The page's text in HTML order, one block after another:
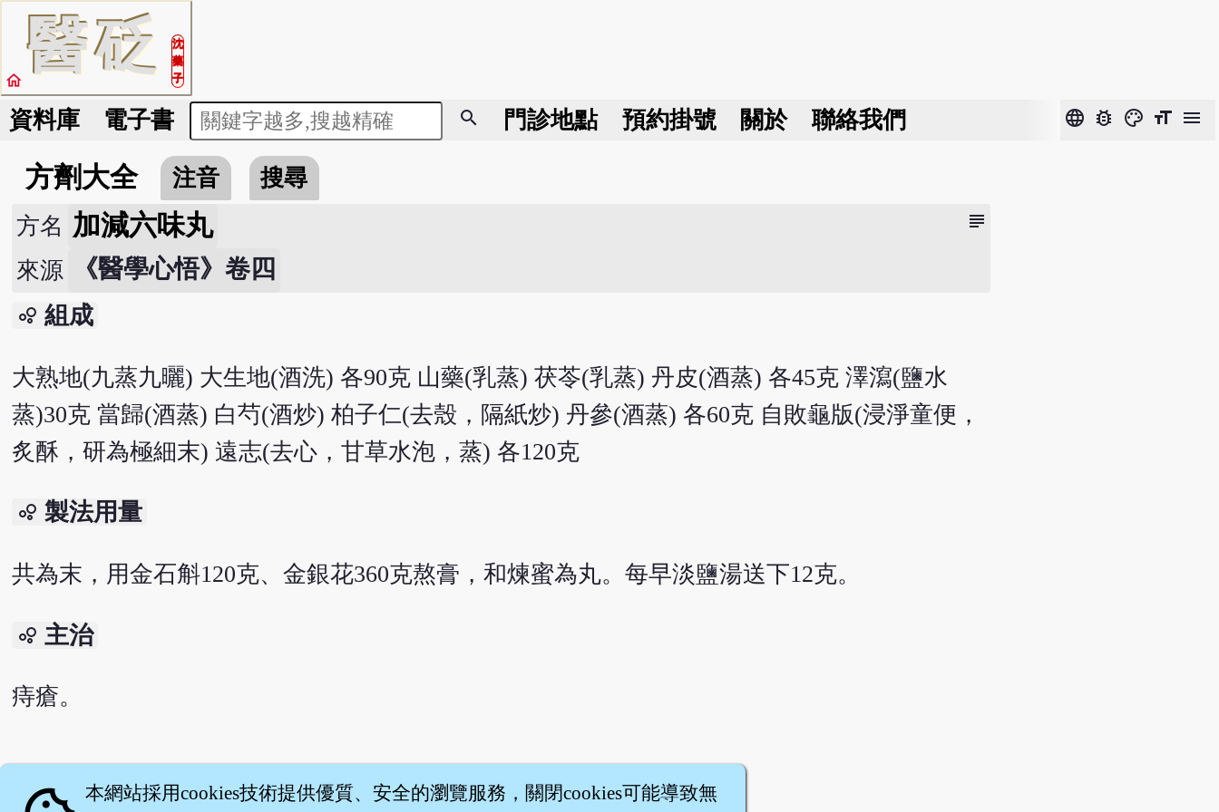
醫砭
沈
藥
子
home
資料庫 電子書 search 門診地點 預約掛號 關於 聯絡我們 language bug_report color_lens format_size menu
方劑大全 注音 搜尋
subject
方名 加減六味丸
來源 《醫學心悟》卷四
bubble_chart 組成
大熟地(九蒸九曬) 大生地(酒洗) 各90克 山藥(乳蒸) 茯苓(乳蒸) 丹皮(酒蒸) 各45克 澤瀉(鹽水
蒸)30克 當歸(酒蒸) 白芍(酒炒) 柏子仁(去殼，隔紙炒) 丹參(酒蒸) 各60克 自敗龜版(浸淨童便，
炙酥，研為極細末) 遠志(去心，甘草水泡，蒸) 各120克
bubble_chart 製法用量
共為末，用金石斛120克、金銀花360克熬膏，和煉蜜為丸。每早淡鹽湯送下12克。
bubble_chart 主治
痔瘡。
English version
本網站採用cookies技術提供優質、安全的瀏覽服務，關閉cookies可能導致無